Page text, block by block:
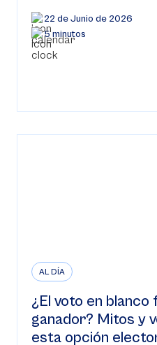
22 de Junio de 2026
5 minutos
AL DÍA
¿El voto en blanco
ganador? Mitos y
esta opción